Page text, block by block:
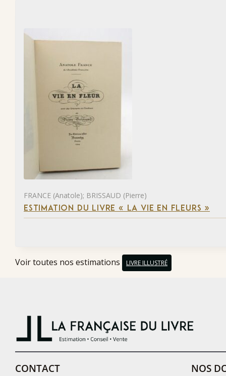
FRANCE (Anatole); BRISSAUD (Pierre)
ESTIMATION DU LIVRE « LA VIE EN FLEURS »
Voir toutes nos estimations LIVRE ILLUSTRÉ
CONTACT NOS